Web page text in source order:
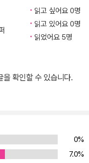
함께 살아가고 개를 돌보
사들은 강아지 훈련의 전
동물의 관계를 되돌아
상 모든 영역을 다룬 책
깊은 애정에서 나온 것
난다. 진심으로 좋은 책
책을 읽어보아야 한다.”
읽고 싶어요 0명
읽고 있어요 0명
읽었어요 5명
확인할 수 있습니다.
0%
7.0%